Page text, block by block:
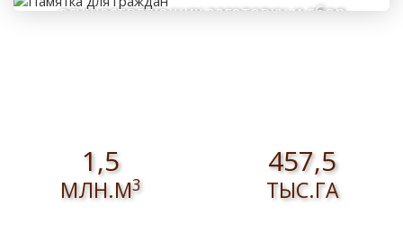
осуществляющих заготовку и сбор
1,5
МЛН.М3
457,5
ТЫС.ГА